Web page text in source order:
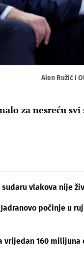
Alen Ružić i
za nesreću
vlakova nije
počinje u
vrijedan 160 milijuna